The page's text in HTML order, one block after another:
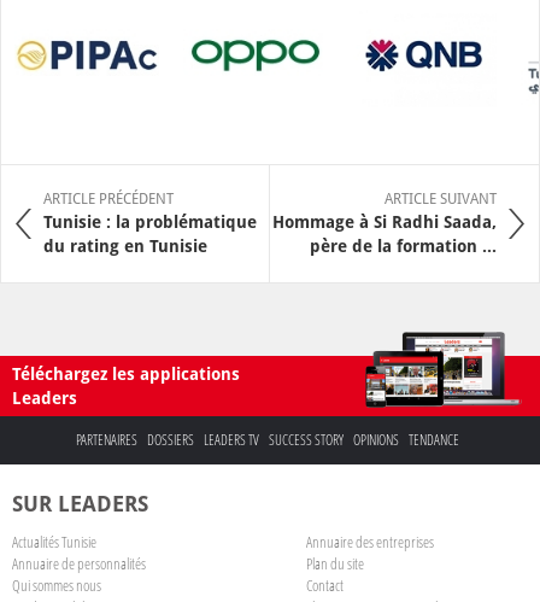
ARTICLE PRÉCÉDENT
Tunisie : la problématique
du rating en Tunisie
ARTICLE SUIVANT
Hommage à Si Radhi Saada,
père de la formation ...
Téléchargez les applications
Leaders
PARTENAIRES DOSSIERS LEADERS TV SUCCESS STORY OPINIONS TENDANCE
SUR LEADERS
Actualités Tunisie
Annuaire des entreprises
Annuaire de personnalités
Plan du site
Qui sommes nous
Contact